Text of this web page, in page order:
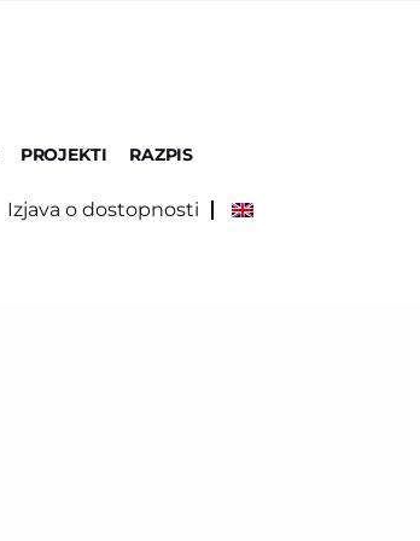
PROJEKTI RAZPIS
Izjava o dostopnosti